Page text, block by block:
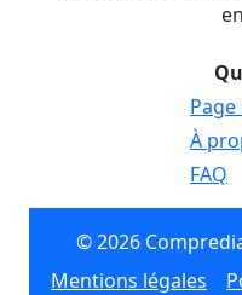
À
FAQ
© 2026
Mentions légales